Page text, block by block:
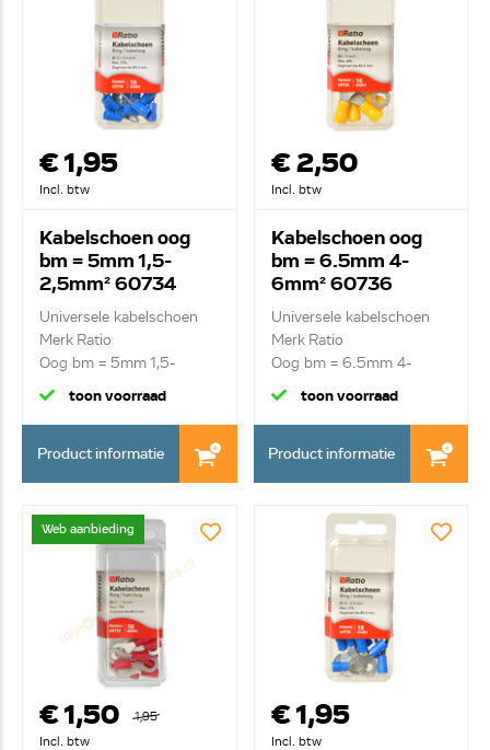
€ 1,95
Incl. btw
Kabelschoen oog
bm = 5mm 1,5-
2,5mm² 60734
Universele kabelschoen
Merk Ratio
Oog bm = 5mm 1,5-
2,5mm²
toon voorraad
Product informatie
€ 2,50
Incl. btw
Kabelschoen oog
bm = 6.5mm 4-
6mm² 60736
Universele kabelschoen
Merk Ratio
Oog bm = 6.5mm 4-
6mm²
toon voorraad
Product informatie
Web aanbieding
€ 1,50
1,95
Incl. btw
€ 1,95
Incl. btw